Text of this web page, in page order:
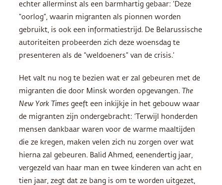
echter allerminst als een barmhartig gebaar: ‘Deze
“oorlog”, waarin migranten als pionnen worden
gebruikt, is ook een informatiestrijd. De Belarussische
autoriteiten probeerden zich deze woensdag te
presenteren als de “weldoeners” van de crisis.’
Het valt nu nog te bezien wat er zal gebeuren met de
migranten die door Minsk worden opgevangen. The
New York Times geeft een inkijkje in het gebouw waar
de migranten zijn ondergebracht: ‘Terwijl honderden
mensen dankbaar waren voor de warme maaltijden
die ze kregen, maken velen zich nu zorgen over wat
hierna zal gebeuren. Balid Ahmed, eenendertig jaar,
vergezeld van haar man en twee kinderen van acht en
tien jaar, zegt dat ze bang is om te worden uitgezet,